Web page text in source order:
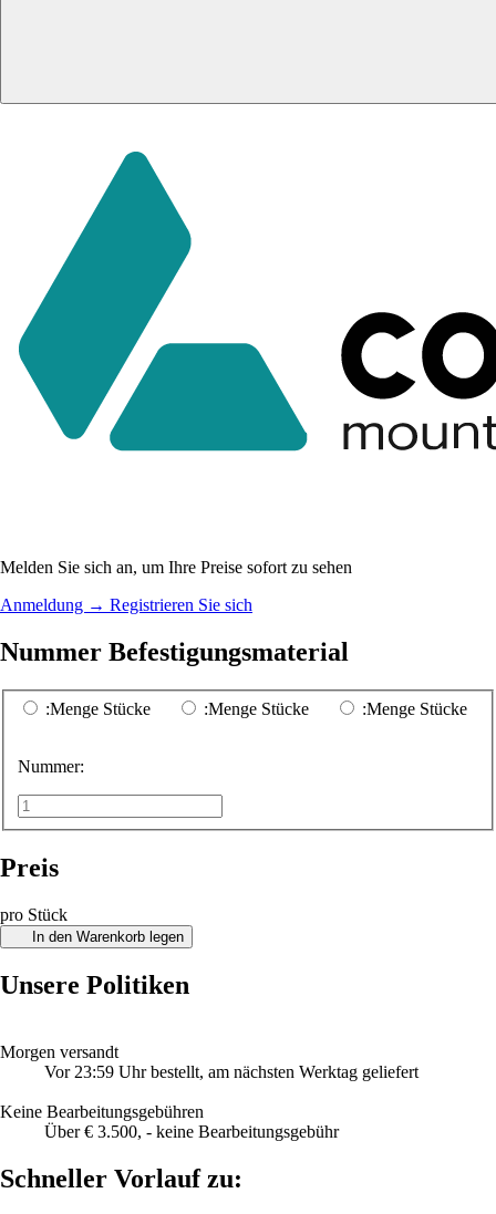
Melden Sie sich an, um Ihre Preise sofort zu sehen
Anmeldung → Registrieren Sie sich
Nummer Befestigungsmaterial
:Menge Stücke :Menge Stücke :Menge Stücke
Nummer:
Preis
pro Stück
In den Warenkorb legen
Unsere Politiken
Morgen versandt
Vor 23:59 Uhr bestellt, am nächsten Werktag geliefert
Keine Bearbeitungsgebühren
Über € 3.500, - keine Bearbeitungsgebühr
Schneller Vorlauf zu: